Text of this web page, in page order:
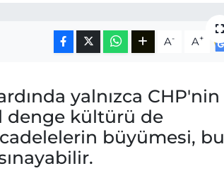
A- A+
yalnızca CHP'nin
denge kültürü de
büyümesi, bu